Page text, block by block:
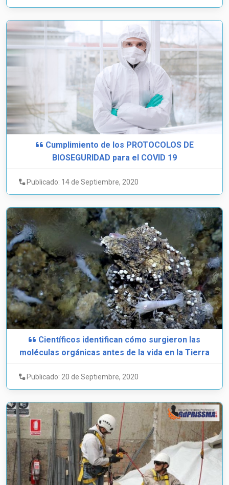
Cumplimiento de los PROTOCOLOS DE
BIOSEGURIDAD para el COVID 19
Publicado: 14 de Septiembre, 2020
Científicos identifican cómo surgieron las
moléculas orgánicas antes de la vida en la Tierra
Publicado: 20 de Septiembre, 2020